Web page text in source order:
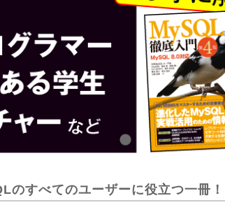
すべてのユーザーに役立つ一冊！